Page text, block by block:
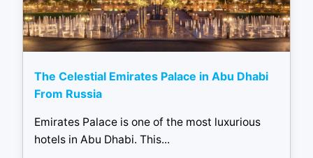
The Celestial Emirates Palace in Abu Dhabi
From Russia
Emirates Palace is one of the most luxurious
hotels in Abu Dhabi. This...